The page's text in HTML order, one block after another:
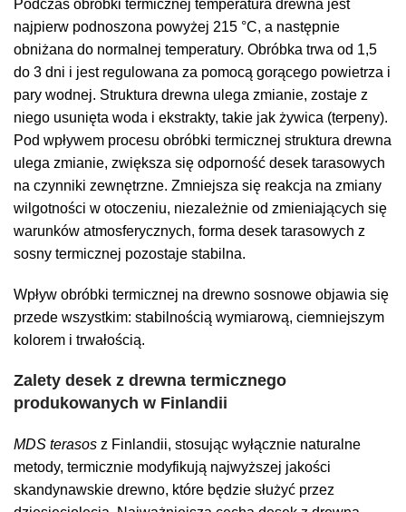
Podczas obróbki termicznej temperatura drewna jest
najpierw podnoszona powyżej 215 °C, a następnie
obniżana do normalnej temperatury. Obróbka trwa od 1,5
do 3 dni i jest regulowana za pomocą gorącego powietrza i
pary wodnej. Struktura drewna ulega zmianie, zostaje z
niego usunięta woda i ekstrakty, takie jak żywica (terpeny).
Pod wpływem procesu obróbki termicznej struktura drewna
ulega zmianie, zwiększa się odporność desek tarasowych
na czynniki zewnętrzne. Zmniejsza się reakcja na zmiany
wilgotności w otoczeniu, niezależnie od zmieniających się
warunków atmosferycznych, forma desek tarasowych z
sosny termicznej pozostaje stabilna.
Wpływ obróbki termicznej na drewno sosnowe objawia się
przede wszystkim: stabilnością wymiarową, ciemniejszym
kolorem i trwałością.
Zalety desek z drewna termicznego
produkowanych w Finlandii
MDS terasos z Finlandii, stosując wyłącznie naturalne
metody, termicznie modyfikują najwyższej jakości
skandynawskie drewno, które będzie służyć przez